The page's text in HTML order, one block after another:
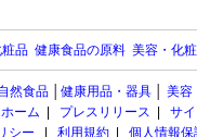
品 健康食品の原料 美容・化
然食品 健康用品・器具 美容
ホーム
プレスリリース
サ
シー
利用規約 個人情報